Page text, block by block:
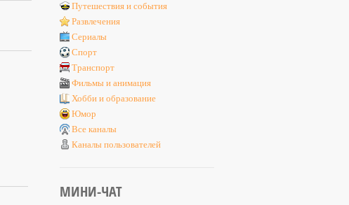
Путешествия и события
Развлечения
Сериалы
Спорт
Транспорт
Фильмы и анимация
Хобби и образование
Юмор
Все каналы
Каналы пользователей
МИНИ-ЧАТ